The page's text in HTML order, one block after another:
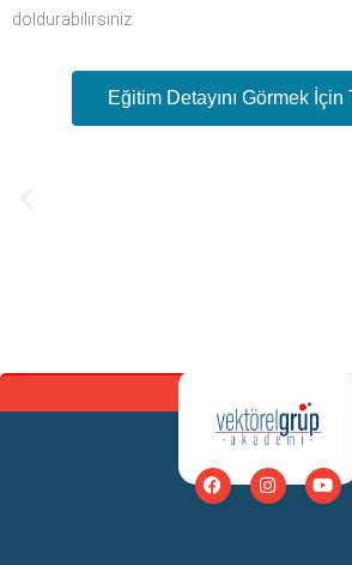
doldurabilirsiniz
Eğitim Detayını Görmek İçin